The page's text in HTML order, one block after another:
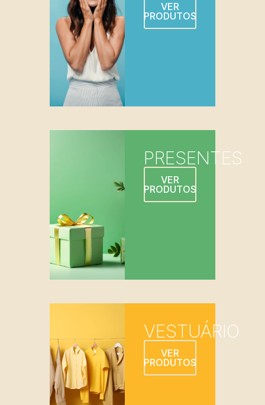
VER
PRODUTOS
PRESENTES
VER
PRODUTOS
VESTUÁRIO
VER
PRODUTOS